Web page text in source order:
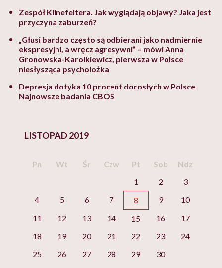
Zespół Klinefeltera. Jak wyglądają objawy? Jaka jest
przyczyna zaburzeń?
„Głusi bardzo często są odbierani jako nadmiernie
ekspresyjni, a wręcz agresywni” – mówi Anna
Gronowska-Karolkiewicz, pierwsza w Polsce
niesłysząca psycholożka
Depresja dotyka 10 procent dorosłych w Polsce.
Najnowsze badania CBOS
LISTOPAD 2019
Pn Wt Śr Czw Pt Sob
Ndz
1
2
3
4
5 6 7 8 9
10
11
12 13 14 15 16
17
18
19 20 21 22 23
24
25
26 27 28 29 30